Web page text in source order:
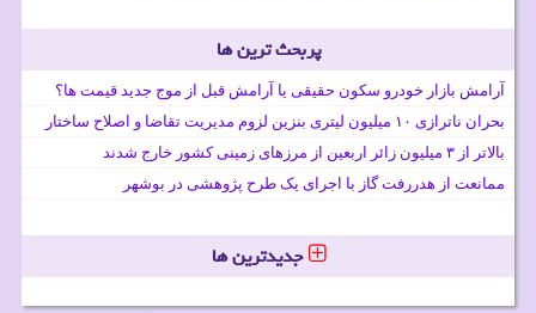
پربحث ترین ها
آرامش بازار خودرو سکون حقیقی یا آرامش قبل از موج جدید قیمت ها؟
بحران ناترازی ۱۰ میلیون لیتری بنزین لزوم مدیریت تقاضا و اصلاح ساختار
بالاتر از ۳ میلیون زائر اربعین از مرزهای زمینی کشور خارج شدند
ممانعت از هدررفت گاز با اجرای یک طرح پژوهشی در بوشهر
جدیدترین ها